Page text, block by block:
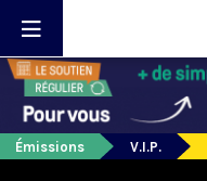
Émissions V.I.P.